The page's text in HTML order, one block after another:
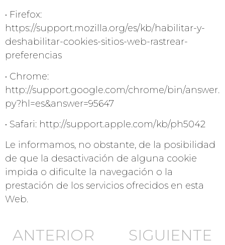
• Firefox:
https://support.mozilla.org/es/kb/habilitar-y-
deshabilitar-cookies-sitios-web-rastrear-
preferencias
• Chrome:
http://support.google.com/chrome/bin/answer.
py?hl=es&answer=95647
• Safari: http://support.apple.com/kb/ph5042
Le informamos, no obstante, de la posibilidad
de que la desactivación de alguna cookie
impida o dificulte la navegación o la
prestación de los servicios ofrecidos en esta
Web.
ANTERIOR SIGUIENTE